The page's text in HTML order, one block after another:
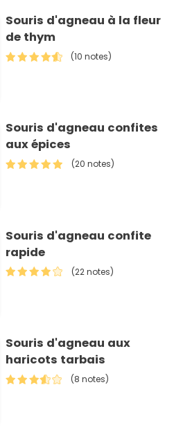
Souris d'agneau à la fleur
de thym
(10 notes)
Souris d'agneau confites
aux épices
(20 notes)
Souris d'agneau confite
rapide
(22 notes)
Souris d'agneau aux
haricots tarbais
(8 notes)